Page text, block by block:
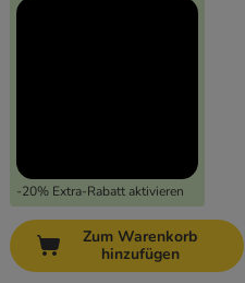
-20% Extra-Rabatt aktivieren
Zum Warenkorb
hinzufügen